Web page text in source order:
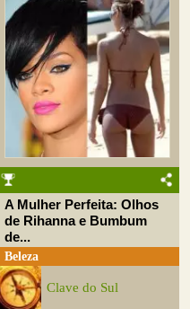
A Mulher Perfeita: Olhos
de Rihanna e Bumbum
de...
Beleza
Clave do Sul